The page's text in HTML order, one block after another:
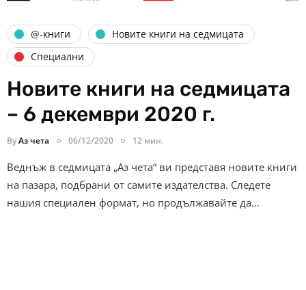
@-книги
Новите книги на седмицата
Специални
Новите книги на седмицата
– 6 декември 2020 г.
ByАз чета 06/12/2020 12 мин.
Веднъж в седмицата „Аз чета“ ви представя новите книги
на пазара, подбрани от самите издателства. Следете
нашия специален формат, но продължавайте да…